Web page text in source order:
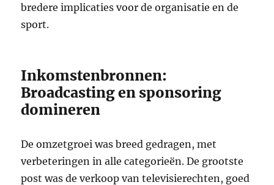
bredere implicaties voor de organisatie en de
sport.
Inkomstenbronnen:
Broadcasting en sponsoring
domineren
De omzetgroei was breed gedragen, met
verbeteringen in alle categorieën. De grootste
post was de verkoop van televisierechten, goed